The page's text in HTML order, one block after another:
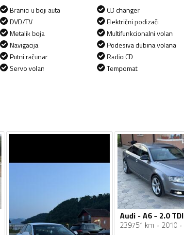
Branici u boji auta
DVD/TV
Metalik boja
Navigacija
Putni računar
Servo volan
CD changer
Električni podizači
Multifunkcionalni volan
Podesiva dubina volana
Radio CD
Tempomat
Audi - A6 - 2.0 TDI
239751 km 2010